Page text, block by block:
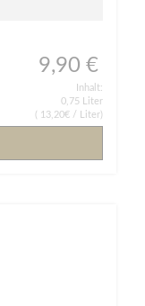
9,90 €
Inhalt:
0,75 Liter
( 13,20€ / Liter)